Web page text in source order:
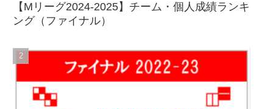
【Mリーグ2024-2025】チーム・個人成績ランキ
ング（ファイナル）